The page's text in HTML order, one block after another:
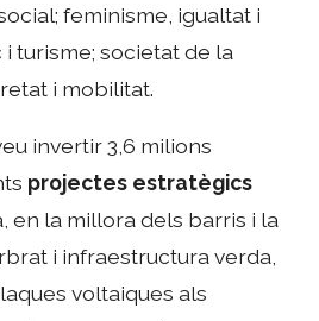
feminisme, igualtat i
turisme; societat de la
i mobilitat.
invertir 3,6 milions
projectes estratègics
en la millora dels barris i la
i infraestructura verda,
voltaiques als